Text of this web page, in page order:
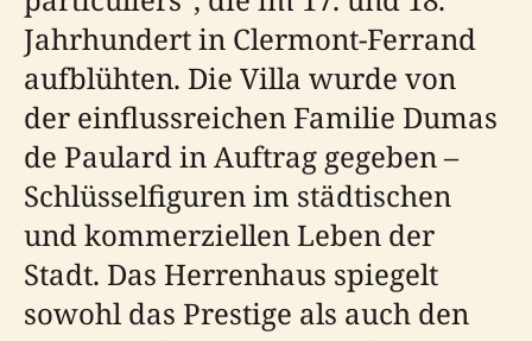
Jahrhundert in Clermont-Ferrand
aufblühten. Die Villa wurde von
der einflussreichen Familie Dumas
de Paulard in Auftrag gegeben –
Schlüsselfiguren im städtischen
und kommerziellen Leben der
Stadt. Das Herrenhaus spiegelt
sowohl das Prestige als auch den